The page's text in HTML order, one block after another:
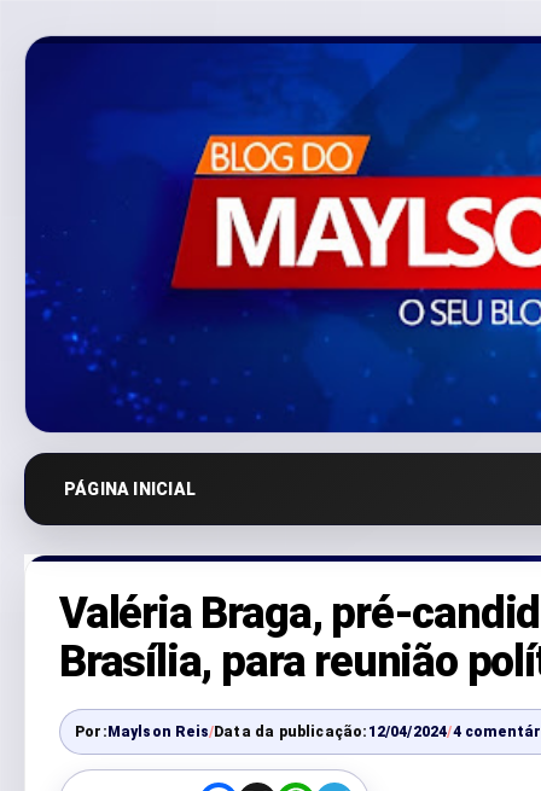
PÁGINA INICIAL
Valéria Braga, pré-
Brasília, para reunião
Por:Maylson Reis/Data da publicação: 12/04/2024/4